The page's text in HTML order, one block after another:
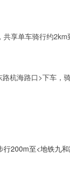
享单车骑行约2km
海路口>下车，骑
200m至<地铁九